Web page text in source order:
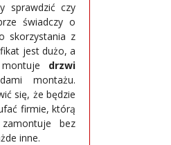
sprawdzić czy
świadczy o
skorzystania z
jest dużo, a
drzwi
montażu.
się, że będzie
firmie, którą
bez
inne.